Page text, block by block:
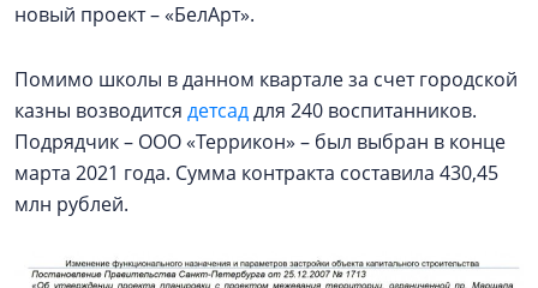
новый проект – «БелАрт».
Помимо школы в данном квартале за счет городской
казны возводится детсаддля 240 воспитанников.
Подрядчик – ООО «Террикон» – был выбран в конце
марта 2021 года. Сумма контракта составила 430,45
млн рублей.